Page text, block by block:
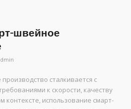
швейное
сталкивается с
к скорости, качеству
контексте, использование смарт-